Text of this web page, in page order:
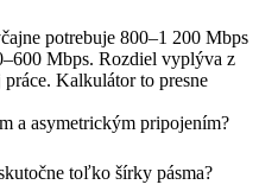
potrebuje 800–1 200 Mbps
Mbps. Rozdiel vyplýva z
Kalkulátor to presne
a asymetrickým pripojením?
toľko šírky pásma?